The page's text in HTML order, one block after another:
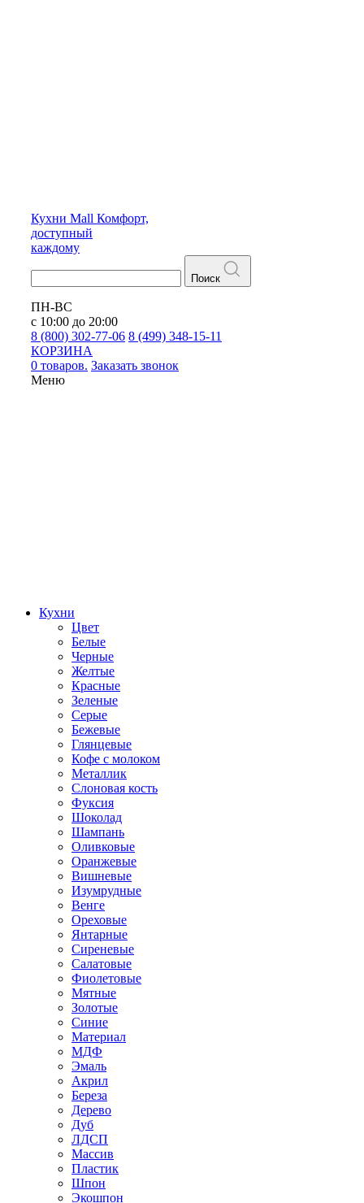
Кухни Mall Комфорт,
доступный
каждому
Поиск
ПН-ВС
с 10:00 до 20:00
8 (800) 302-77-06 8 (499) 348-15-11
КОРЗИНА
0 товаров. Заказать звонок
Меню
Кухни
Цвет
Белые
Черные
Желтые
Красные
Зеленые
Серые
Бежевые
Глянцевые
Кофе с молоком
Металлик
Слоновая кость
Фуксия
Шоколад
Шампань
Оливковые
Оранжевые
Вишневые
Изумрудные
Венге
Ореховые
Янтарные
Сиреневые
Салатовые
Фиолетовые
Мятные
Золотые
Синие
Материал
МДФ
Эмаль
Акрил
Береза
Дерево
Дуб
ЛДСП
Массив
Пластик
Шпон
Экошпон